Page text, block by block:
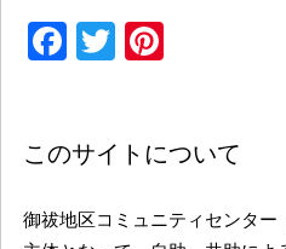
Facebook
Twitter
このサイトについて
御祓地区コミュニティセンタ